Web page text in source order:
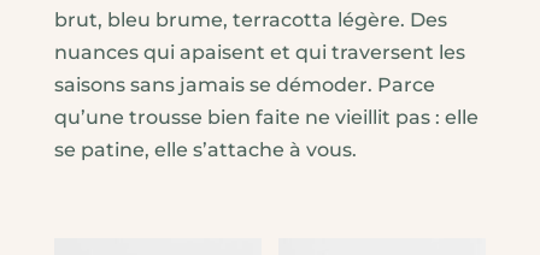
brut, bleu brume, terracotta légère. Des
nuances qui apaisent et qui traversent les
saisons sans jamais se démoder. Parce
qu’une trousse bien faite ne vieillit pas : elle
se patine, elle s’attache à vous.